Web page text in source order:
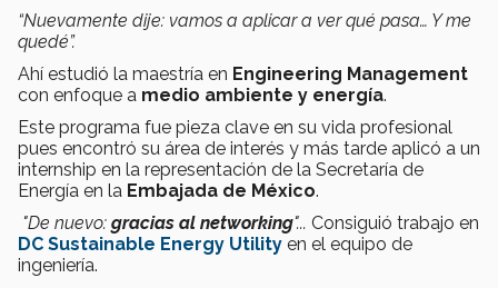
“Nuevamente dije: vamos a aplicar a ver qué pasa… Y me
quedé”.
Ahí estudió la maestría en Engineering Management
con enfoque a medio ambiente y energía.
Este programa fue pieza clave en su vida profesional
pues encontró su área de interés y más tarde aplicó a un
internship en la representación de la Secretaría de
Energía en la Embajada de México.
"De nuevo: gracias al networking"... Consiguió trabajo en
DC Sustainable Energy Utility en el equipo de
ingeniería.